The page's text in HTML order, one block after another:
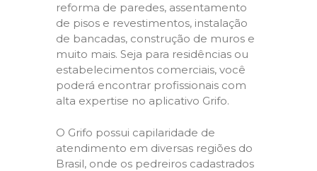
reforma de paredes, assentamento
de pisos e revestimentos, instalação
de bancadas, construção de muros e
muito mais. Seja para residências ou
estabelecimentos comerciais, você
poderá encontrar profissionais com
alta expertise no aplicativo Grifo.
O Grifo possui capilaridade de
atendimento em diversas regiões do
Brasil, onde os pedreiros cadastrados